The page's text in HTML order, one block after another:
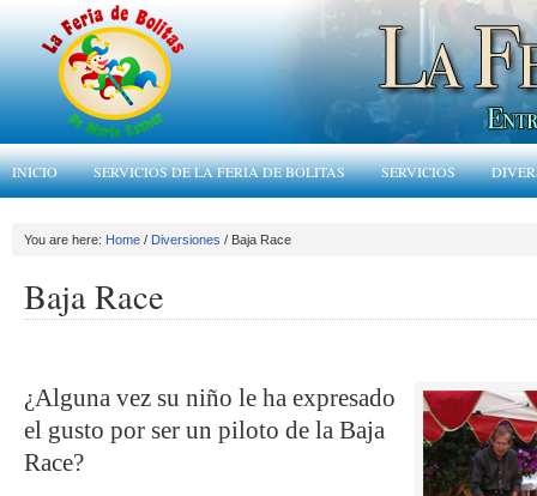
INICIO SERVICIOS DE LA FERIA DE BOLITAS SERVICIOS
You are here: Home / Diversiones / Baja Race
Baja Race
¿Alguna vez su niño le ha expresado
el gusto por ser un piloto de la Baja
Race?